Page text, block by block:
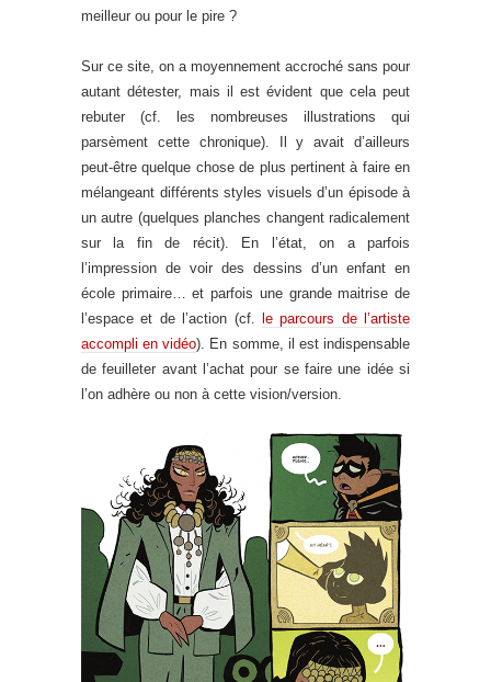
meilleur ou pour le pire ?
Sur ce site, on a moyennement accroché sans pour
autant détester, mais il est évident que cela peut
rebuter (cf. les nombreuses illustrations qui
parsèment cette chronique). Il y avait d’ailleurs
peut-être quelque chose de plus pertinent à faire en
mélangeant différents styles visuels d’un épisode à
un autre (quelques planches changent radicalement
sur la fin de récit). En l’état, on a parfois
l’impression de voir des dessins d’un enfant en
école primaire… et parfois une grande maitrise de
l’espace et de l’action (cf.
le parcours de l’artiste
accompli en vidéo). En somme, il est indispensable
de feuilleter avant l’achat pour se faire une idée si
l’on adhère ou non à cette vision/version.